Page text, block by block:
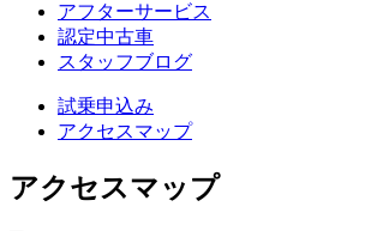
アフターサービス
認定中古車
スタッフブログ
試乗申込み
アクセスマップ
アクセスマップ